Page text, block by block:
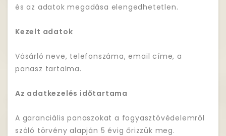
és az adatok megadása elengedhetetlen.
Kezelt adatok
Vásárló neve, telefonszáma, email címe, a
panasz tartalma.
Az adatkezelés időtartama
A garanciális panaszokat a fogyasztóvédelemről
szóló törvény alapján 5 évig őrizzük meg.